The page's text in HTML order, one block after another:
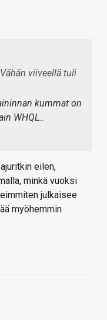
viiveellä tuli
kummat on
WHQL..
eilen,
minkä vuoksi
julkaisee
myöhemmin